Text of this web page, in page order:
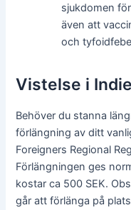
sjukdomen
även att
och
Vistelse i
Behöver du stanna
förlängning av ditt
Foreigners Regional
Förlängningen ges
kostar ca 500 SEK.
går att förlänga på